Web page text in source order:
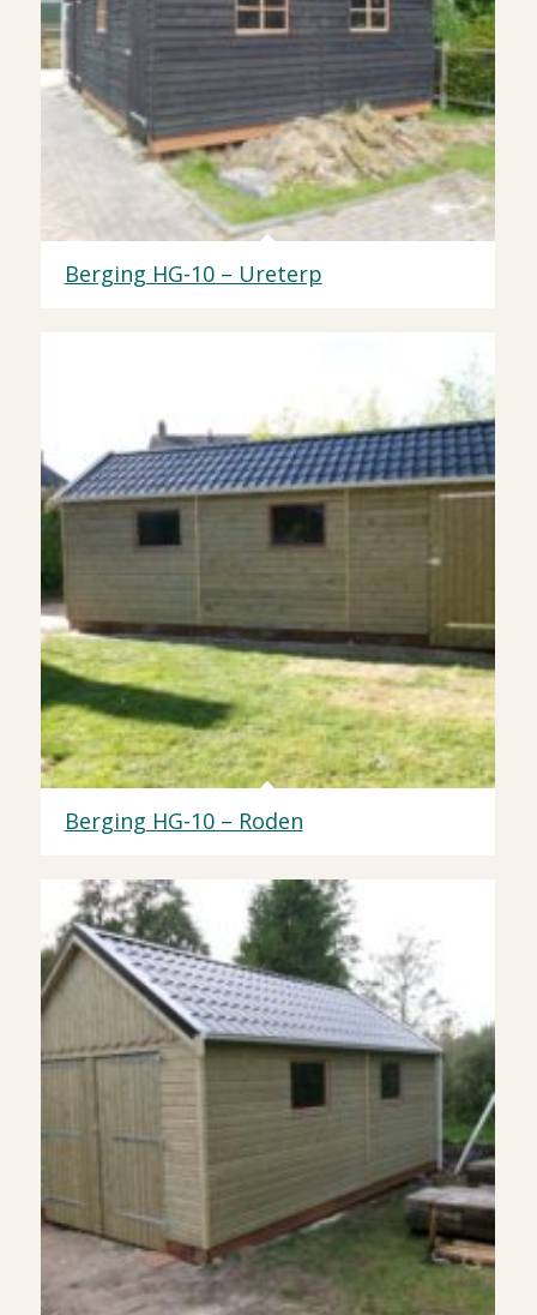
Berging HG-10 – Ureterp
Berging HG-10 – Roden